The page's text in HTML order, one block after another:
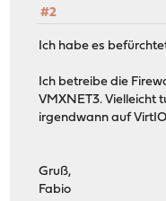
#2
Ich habe es
Ich betreibe die
VMXNET3. Vielleicht
irgendwann auf
Gruß,
Fabio